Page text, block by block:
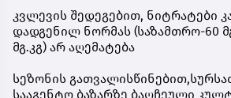
კვლევის შედეგებით, ნიტრატები
დადგენილ ნორმას (საზამთრო-60
მგ.კგ) არ აღემატება
სეზონის
სააგენტო ბაზარზე ბაღჩეული